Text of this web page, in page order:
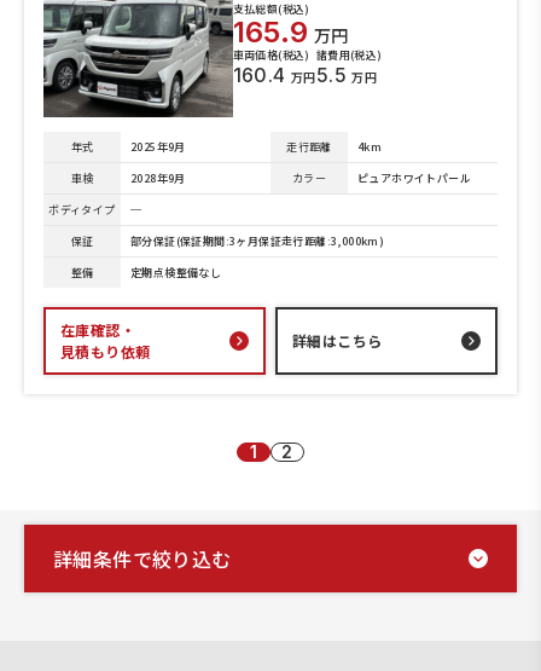
支払総額(税込)
165.9 万円
車両価格(税込)
160.4 万円
諸費用(税込)
5.5 万円
年式 2025年9月 走行距離
4km
車検
2028年9月 カラー
ピュアホワイトパール
ボディタイプ
─
保証
部分保証(保証期間:3ヶ月保証走行距離:3,000km)
整備
定期点検整備なし
在庫確認・
見積もり依頼
詳細はこちら
1 2
詳細条件で絞り込む